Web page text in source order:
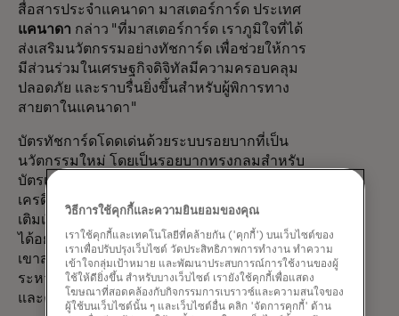
สื่อสารประจำแคนาดา มาสเตอร์การ์ด ประเทศ
แคนาดา กล่าว "ที่มาสเตอร์การ์ด เราภูมิใจที่ได้
ส่งเสริมนวัตกรรมอย่างทัชการ์ด เพื่อช่วยให้การ
มีส่วนร่วมในเศรษฐกิจดิจิทัลมีความครอบคลุม
ปลอดภัย และราบรื่นยิ่งขึ้นสำหรับผู้พิการทาง
สายตาในแคนาดา"
บัตรทัชการ์ดโดดเด่นด้วยระบบรอยบากที่เป็น
นวัตกรรมใหม่ โดยเป็นรอยบากทรงกลมสำหรับ
บัตรเดบิต รอยบากทรงสี่เหลี่ยมสำหรับบัตร
เครดิต และรอยบากทรงสามเหลี่ยมสำหรับบัตร
เติมเงิน ทำให้ผู้ถือบัตรสามารถระบุบัตรของตน
ได้อย่างง่ายดายเพียงแค่สัมผัส สิ่งนี้ช่วยให้พวก
เขาสามารถระบุและวางบัตรได้อย่างถูกต้องใน
ระหว่างการทำธุรกรรม ซึ่งมอบความปลอดภัย
และความเป็นอิสระที่มากขึ้น
วิธีการใช้คุกกี้และความยินยอมของคุณ
เราใช้คุกกี้และเทคโนโลยีที่คล้ายกัน ('คุกกี้') บนเว็บไซต์ของ
เราเพื่อปรับปรุงเว็บไซต์ วัดประสิทธิภาพการทำงาน ทำความ
เข้าใจกลุ่มเป้าหมาย และพัฒนาประสบการณ์การใช้งานของผู้
ใช้ให้ดียิ่งขึ้น สำหรับบางเว็บไซต์ เรายังใช้คุกกี้เพื่อแสดง
โฆษณาที่สอดคล้องกับกิจกรรมการเบราวซ์และความสนใจของ
ผู้ใช้บนเว็บไซต์นั้น ๆ และเว็บไซต์อื่น คลิก 'จัดการคุกกี้' ด้าน